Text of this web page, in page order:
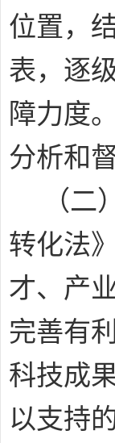
位置，
表，逐
障力度
分析和
（二
转化法
才、产
完善有
科技成
以支持